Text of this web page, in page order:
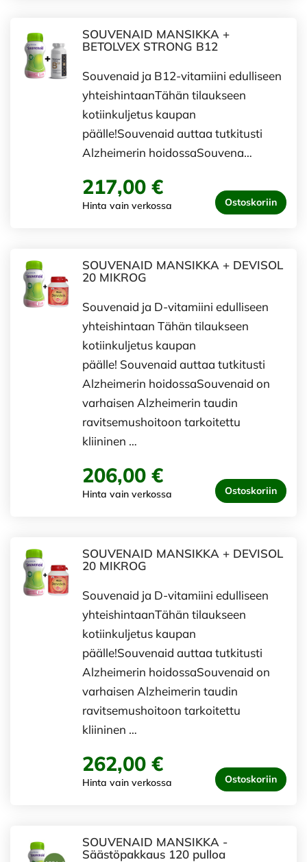
SOUVENAID MANSIKKA +
BETOLVEX STRONG B12
Souvenaid ja B12-vitamiini edulliseen
yhteishintaanTähän tilaukseen
kotiinkuljetus kaupan
päälle!Souvenaid auttaa tutkitusti
Alzheimerin hoidossaSouvena…
217,00 €
Hinta vain verkossa Ostoskoriin
SOUVENAID MANSIKKA + DEVISOL
20 MIKROG
Souvenaid ja D-vitamiini edulliseen
yhteishintaan Tähän tilaukseen
kotiinkuljetus kaupan
päälle! Souvenaid auttaa tutkitusti
Alzheimerin hoidossaSouvenaid on
varhaisen Alzheimerin taudin
ravitsemushoitoon tarkoitettu
kliininen …
206,00 €
Hinta vain verkossa Ostoskoriin
SOUVENAID MANSIKKA + DEVISOL
20 MIKROG
Souvenaid ja D-vitamiini edulliseen
yhteishintaanTähän tilaukseen
kotiinkuljetus kaupan
päälle!Souvenaid auttaa tutkitusti
Alzheimerin hoidossaSouvenaid on
varhaisen Alzheimerin taudin
ravitsemushoitoon tarkoitettu
kliininen …
262,00 €
Hinta vain verkossa Ostoskoriin
SOUVENAID MANSIKKA -
Säästöpakkaus 120 pulloa